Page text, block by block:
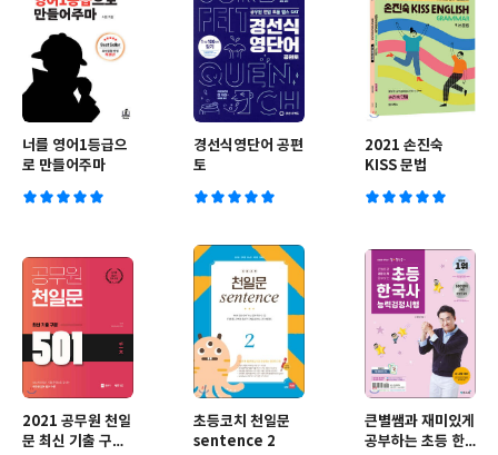
너를 영어1등급으
로 만들어주마
경선식영단어 공편
토
2021 손진숙
KISS 문법
2021 공무원 천일
문 최신 기출 구문
초등코치 천일문
sentence 2
큰별쌤과 재미있게
공부하는 초등 한